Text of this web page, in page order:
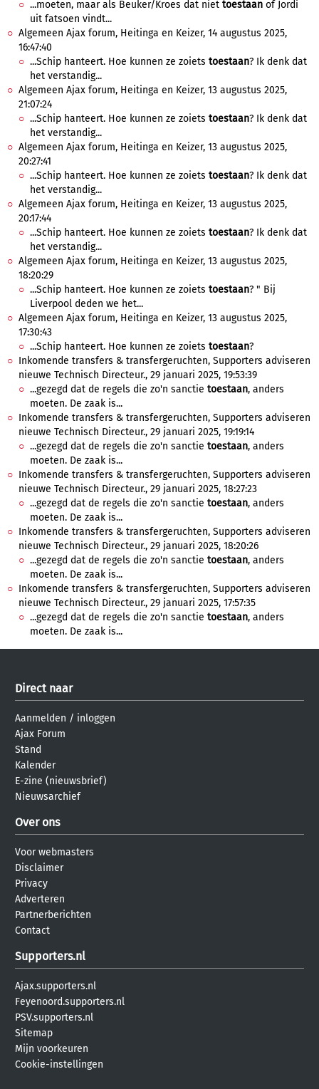
...moeten, maar als Beuker/Kroes dat niet toestaan of Jordi
uit fatsoen vindt...
Algemeen Ajax forum, Heitinga en Keizer, 14 augustus 2025,
16:47:40
...Schip hanteert. Hoe kunnen ze zoiets toestaan? Ik denk dat
het verstandig...
Algemeen Ajax forum, Heitinga en Keizer, 13 augustus 2025,
21:07:24
...Schip hanteert. Hoe kunnen ze zoiets toestaan? Ik denk dat
het verstandig...
Algemeen Ajax forum, Heitinga en Keizer, 13 augustus 2025,
20:27:41
...Schip hanteert. Hoe kunnen ze zoiets toestaan? Ik denk dat
het verstandig...
Algemeen Ajax forum, Heitinga en Keizer, 13 augustus 2025,
20:17:44
...Schip hanteert. Hoe kunnen ze zoiets toestaan? Ik denk dat
het verstandig...
Algemeen Ajax forum, Heitinga en Keizer, 13 augustus 2025,
18:20:29
...Schip hanteert. Hoe kunnen ze zoiets toestaan? " Bij
Liverpool deden we het...
Algemeen Ajax forum, Heitinga en Keizer, 13 augustus 2025,
17:30:43
...Schip hanteert. Hoe kunnen ze zoiets toestaan?
Inkomende transfers & transfergeruchten, Supporters adviseren
nieuwe Technisch Directeur., 29 januari 2025, 19:53:39
...gezegd dat de regels die zo'n sanctie toestaan, anders
moeten. De zaak is...
Inkomende transfers & transfergeruchten, Supporters adviseren
nieuwe Technisch Directeur., 29 januari 2025, 19:19:14
...gezegd dat de regels die zo'n sanctie toestaan, anders
moeten. De zaak is...
Inkomende transfers & transfergeruchten, Supporters adviseren
nieuwe Technisch Directeur., 29 januari 2025, 18:27:23
...gezegd dat de regels die zo'n sanctie toestaan, anders
moeten. De zaak is...
Inkomende transfers & transfergeruchten, Supporters adviseren
nieuwe Technisch Directeur., 29 januari 2025, 18:20:26
...gezegd dat de regels die zo'n sanctie toestaan, anders
moeten. De zaak is...
Inkomende transfers & transfergeruchten, Supporters adviseren
nieuwe Technisch Directeur., 29 januari 2025, 17:57:35
...gezegd dat de regels die zo'n sanctie toestaan, anders
moeten. De zaak is...
Direct naar
Aanmelden / inloggen
Ajax Forum
Stand
Kalender
E-zine (nieuwsbrief)
Nieuwsarchief
Over ons
Voor webmasters
Disclaimer
Privacy
Adverteren
Partnerberichten
Contact
Supporters.nl
Ajax.supporters.nl
Feyenoord.supporters.nl
PSV.supporters.nl
Sitemap
Mijn voorkeuren
Cookie-instellingen